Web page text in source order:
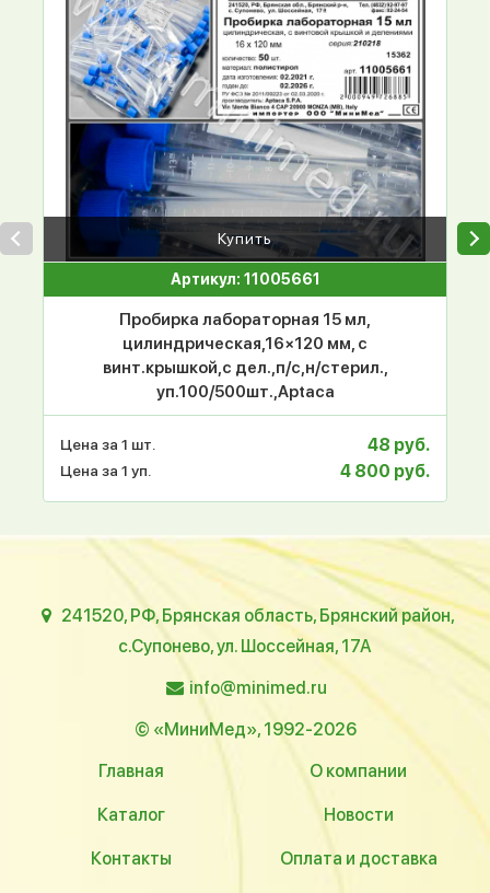
Купить
Артикул: 11005661
Пробирка лабораторная 15 мл,
цилиндрическая,16×120 мм, с
винт.крышкой,с дел.,п/с,н/стерил.,
уп.100/500шт.,Aptaca
Цена за 1 шт. 48 руб.
Цена за 1 уп. 4 800 руб.
241520, РФ, Брянская область, Брянский район,
с.Супонево, ул. Шоссейная, 17А
info@minimed.ru
© «МиниМед», 1992-2026
Главная
О компании
Каталог Новости
Контакты Оплата и доставка